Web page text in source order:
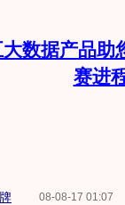
数据产品助
赛进
08-08-17 01:07